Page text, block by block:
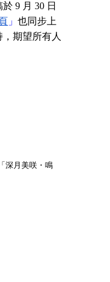
於 9 月 30 日
」 也同步上
期望所有人
深月美咲・鳴